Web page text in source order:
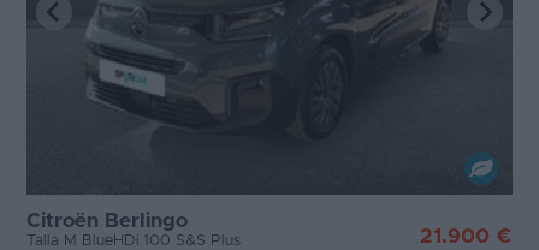
Citroën Berlingo
Talla M BlueHDi 100 S&S Plus 21.900 €